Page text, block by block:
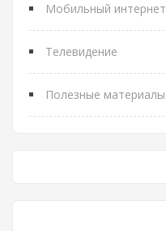
Мобильный интернет
Телевидение
Полезные материалы